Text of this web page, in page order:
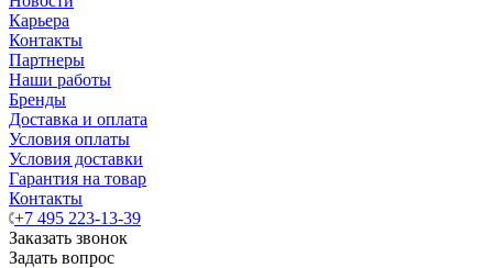
Карьера
Контакты
Партнеры
Наши работы
Бренды
Доставка и оплата
Условия оплаты
Условия доставки
Гарантия на товар
Контакты
+7 495 223-13-39
Заказать звонок
Задать вопрос